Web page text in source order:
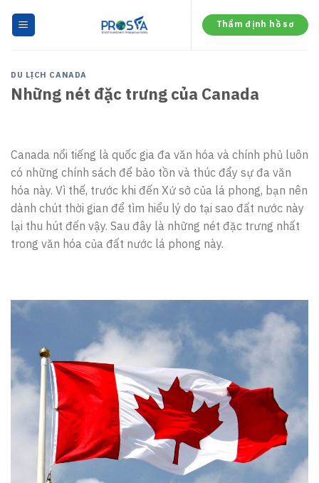
Thẩm định hồ sơ
DU LỊCH CANADA
Những nét đặc trưng của Canada
Canada nổi tiếng là quốc gia đa văn hóa và chính phủ luôn
có những chính sách để bảo tồn và thúc đẩy sự đa văn
hóa này. Vì thế, trước khi đến Xứ sở của lá phong, bạn nên
dành chút thời gian để tìm hiểu lý do tại sao đất nước này
lại thu hút đến vậy. Sau đây là những nét đặc trưng nhất
trong văn hóa của đất nước lá phong này.